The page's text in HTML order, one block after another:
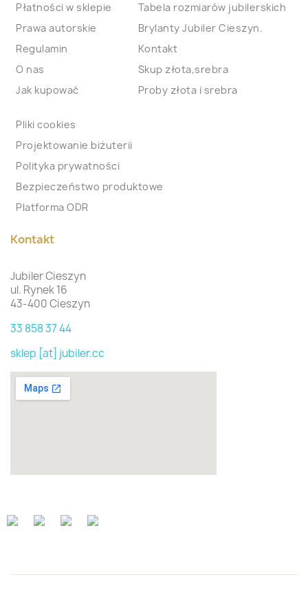
Płatności w sklepie
Prawa autorskie
Regulamin
O nas
Jak kupować
Tabela rozmiarów jubilerskich
Brylanty Jubiler Cieszyn.
Kontakt
Skup złota,srebra
Proby złota i srebra
Pliki cookies
Projektowanie biżuterii
Polityka prywatności
Bezpieczeństwo produktowe
Platforma ODR
Kontakt
Jubiler Cieszyn
ul. Rynek 16
43-400 Cieszyn
33 858 37 44
sklep [at] jubiler.cc